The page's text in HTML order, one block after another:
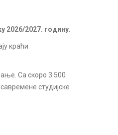
2026/2027. годину.
краћи
Са скоро 3.500
студијске